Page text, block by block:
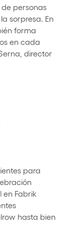
personas
sorpresa. En
forma
en cada
director
para
Fabrik
hasta bien